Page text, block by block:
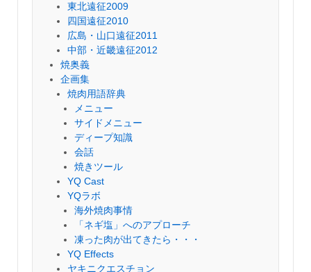
東北遠征2009
四国遠征2010
広島・山口遠征2011
中部・近畿遠征2012
焼奥義
企画集
焼肉用語辞典
メニュー
サイドメニュー
ディープ知識
会話
焼きツール
YQ Cast
YQラボ
海外焼肉事情
「ネギ塩」へのアプローチ
凍った肉が出てきたら・・・
YQ Effects
ヤキニクエスチョン